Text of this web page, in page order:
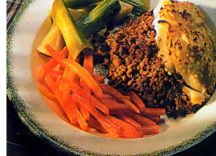
Говядина по-
бургундски
Говядина с
галетами